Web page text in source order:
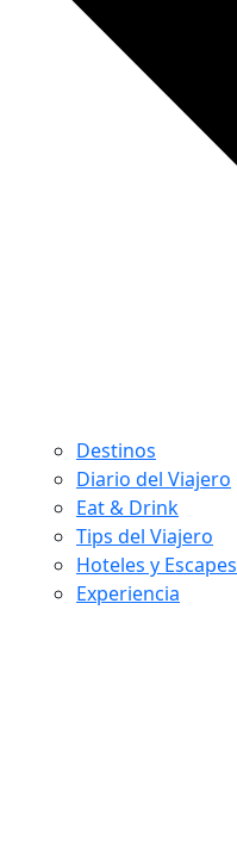
Destinos
Diario del Viajero
Eat & Drink
Tips del Viajero
Hoteles y Escapes
Experiencia